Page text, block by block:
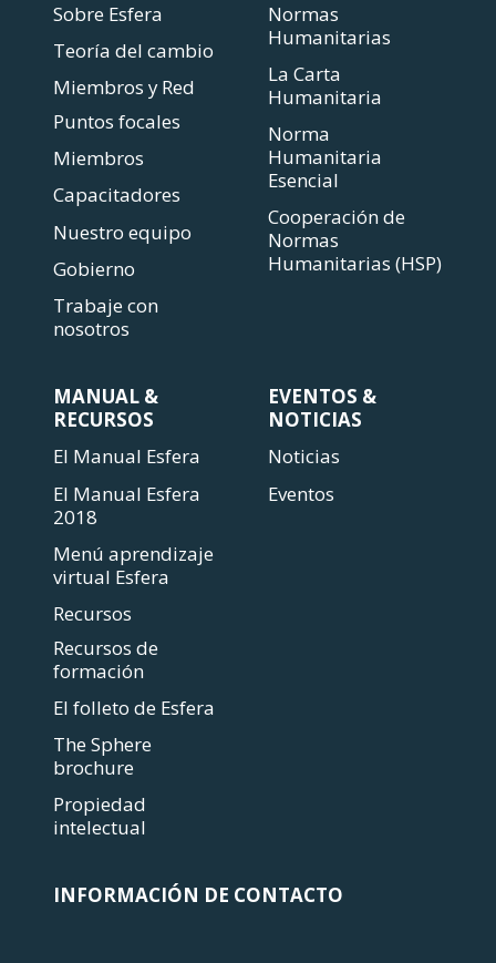
Sobre Esfera
Teoría del cambio
Miembros y Red
Puntos focales
Miembros
Capacitadores
Nuestro equipo
Gobierno
Trabaje con
nosotros
Normas
Humanitarias
La Carta
Humanitaria
Norma
Humanitaria
Esencial
Cooperación de
Normas
Humanitarias (HSP)
MANUAL &
RECURSOS
El Manual Esfera
El Manual Esfera
2018
Menú aprendizaje
virtual Esfera
Recursos
Recursos de
formación
El folleto de Esfera
The Sphere
brochure
Propiedad
intelectual
EVENTOS &
NOTICIAS
Noticias
Eventos
INFORMACIÓN DE CONTACTO